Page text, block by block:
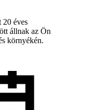
20 éves
állnak az Ön
környékén.